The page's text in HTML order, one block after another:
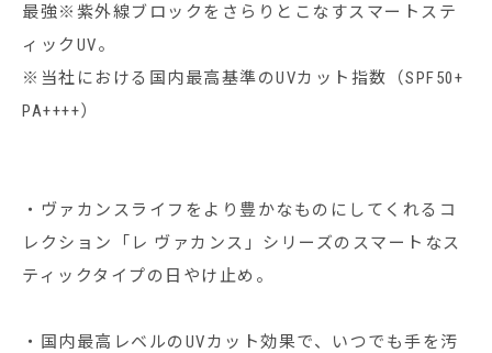
最強※紫外線ブロックをさらりとこなすスマートステ
ィックUV。
※当社における国内最高基準のUVカット指数（SPF50+
PA++++）
・ヴァカンスライフをより豊かなものにしてくれるコ
レクション「レ ヴァカンス」シリーズのスマートなス
ティックタイプの日やけ止め。
・国内最高レベルのUVカット効果で、いつでも手を汚